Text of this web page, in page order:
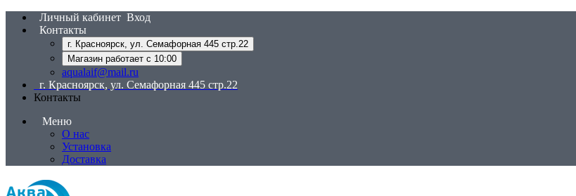
Личный кабинет Вход
Контакты
г. Красноярск, ул. Семафорная 445 стр.22
Магазин работает с 10:00
aqualaif@mail.ru
г. Красноярск, ул. Семафорная 445 стр.22
Контакты
Меню
О нас
Установка
Доставка